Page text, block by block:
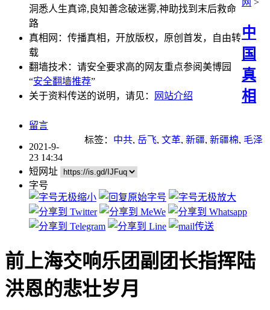
洞悉人生真谛,良知善念破迷雾,神助找到末后救命
路
真相网：传播真相，开放版权，原创首发，自由转
载
翻墙技术：请安全要求高的网友重点参阅美博园
“安全翻墙推荐”
关于资料传送的说明，请见：
网站介绍
网 >
中
国
真
相
留言
标签： 中共, 岳飞, 文革, 新疆, 新疆棉, 毛泽
2021-9-
23 14:34
短网址
字号
前上海交响乐团副团长指挥陆
洪恩的悲壮岁月